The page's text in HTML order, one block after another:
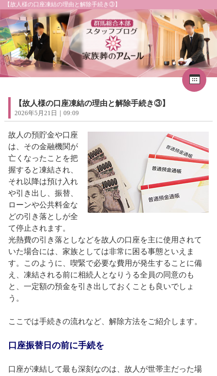
【故人様の口座凍結の理由と解除手続き③】
1
3 4 5 6
9
10 11
16
17 18 19 20 21
22
23
24 25 26 28
31
【故人様の口座凍結の理由と解除手続き③】
2026年5月21日｜09:09
故人の預貯金や口座
は、その金融機関が
亡くなったことを把
握すると凍結され、
それ以降は預け入れ
や引き出し、振替、
ローンや公共料金な
どの引き落としが全
て停止されます。
光熱費の引き落としなどを故人の口座を主に使用されて
いた場合には、家族としては非常に困る事態といえま
す。このように、喫緊で必要な費用が発生することに備
え、凍結される前に相続人となりうる全員の同意のも
と、一定額の預金を引き出しておくことも良いでしょ
う。
ここでは手続きの流れなど、解除方法をご紹介します。
口座振替日の前に手続を
口座が凍結して最も深刻なのは、故人が世帯主だった場